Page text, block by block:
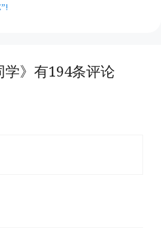
学》有194条评论